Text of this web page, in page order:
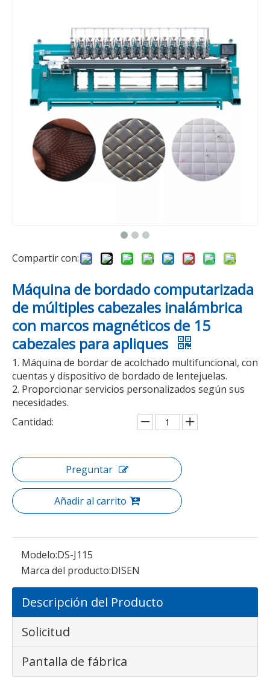
33 21 Cabezas Puntada Densidad Máquina De Bordado De Cabezas Múltiples Para La Decoración Del Hogar
vídeo
DS-J1203 Tres cabezas 12 Máquina de bordado de agujas
vídeo
Máquina de bordado de prendas con acabado de ocho cabezales DS-J1208, máquina de bordado de cabezales múltiples para la industria textil
Compartir con:
Máquina de bordado computarizada
de múltiples cabezales inalámbrica
con marcos magnéticos de 15
cabezales para apliques
1. Máquina de bordar de acolchado multifuncional, con
cuentas y dispositivo de bordado de lentejuelas.
2. Proporcionar servicios personalizados según sus
necesidades.
Cantidad:
Preguntar
Añadir al carrito
Modelo:DS-J115
Marca del producto:DISEN
Descripción del Producto
Solicitud
Pantalla de fábrica